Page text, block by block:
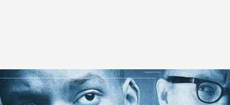
telecinco.es
16 ENE 2016 - 18:31h.